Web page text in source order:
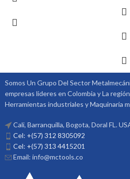
Somos Un Grupo Del Sector
empresas lideres en Colombia y La
Herramientas industriales y Maquinaria
Cali, Barranquilla, Bogota, Doral FL.
Cel: +(57) 312 8305092
Cel: +(57) 313 4415201
Email: info@mctools.co